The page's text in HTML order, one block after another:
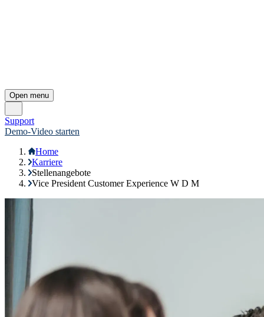
Open menu
Support
Demo-Video starten
Home
Karriere
Stellenangebote
Vice President Customer Experience W D M